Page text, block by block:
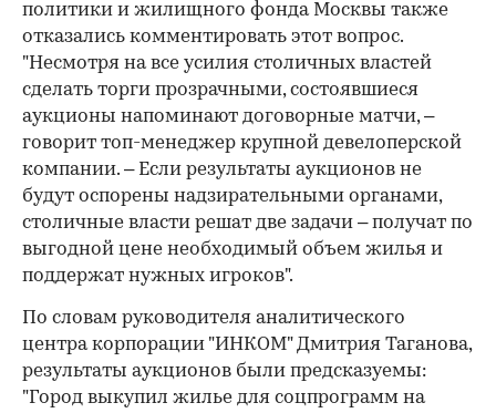
политики и жилищного фонда Москвы также
отказались комментировать этот вопрос.
"Несмотря на все усилия столичных властей
сделать торги прозрачными, состоявшиеся
аукционы напоминают договорные матчи, –
говорит топ-менеджер крупной девелоперской
компании. – Если результаты аукционов не
будут оспорены надзирательными органами,
столичные власти решат две задачи – получат по
выгодной цене необходимый объем жилья и
поддержат нужных игроков".
По словам руководителя аналитического
центра корпорации "ИНКОМ" Дмитрия Таганова,
результаты аукционов были предсказуемы:
"Город выкупил жилье для соцпрограмм на